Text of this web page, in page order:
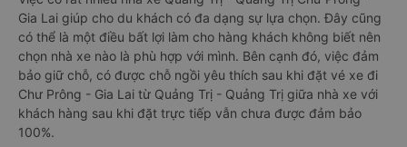
Gia Lai giúp cho du khách có đa dạng sự lựa chọn. Đây cũng
có thể là một điều bất lợi làm cho hàng khách không biết nên
chọn nhà xe nào là phù hợp với mình. Bên cạnh đó, việc đảm
bảo giữ chỗ, có được chỗ ngồi yêu thích sau khi đặt vé xe đi
Chư Prông - Gia Lai từ Quảng Trị - Quảng Trị giữa nhà xe với
khách hàng sau khi đặt trực tiếp vẫn chưa được đảm bảo
100%.